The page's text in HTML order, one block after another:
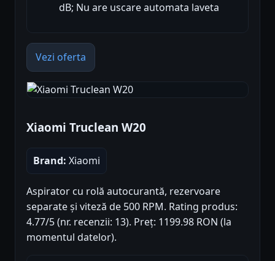
dB; Nu are uscare automata laveta
Vezi oferta
Xiaomi Truclean W20
Brand: Xiaomi
Aspirator cu rolă autocurantă, rezervoare
separate și viteză de 500 RPM. Rating produs:
4.77/5 (nr. recenzii: 13). Preț: 1199.98 RON (la
momentul datelor).